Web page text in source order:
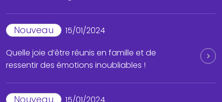
Nouveau
15/01/2024
Quelle joie d’être réunis en famille et de
ressentir des émotions inoubliables !
Nouveau
15/01/2024